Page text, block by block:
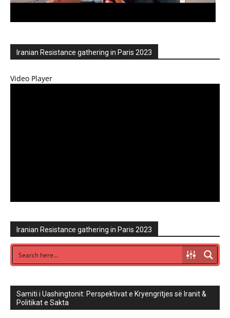
Iranian Resistance gathering in Paris 2023
Video Player
Iranian Resistance gathering in Paris 2023
Samiti i Uashingtonit: Perspektivat e Kryengritjes së Iranit &
Politikat e Sakta